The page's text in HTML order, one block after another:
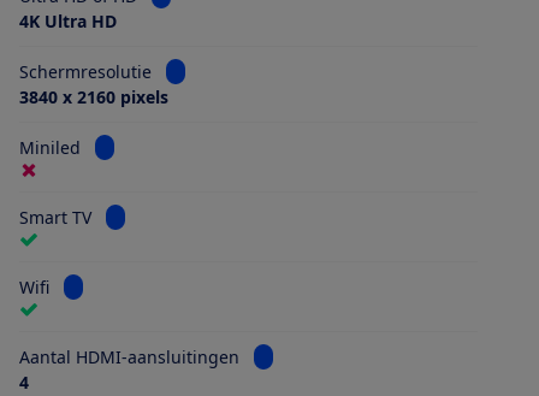
4K Ultra HD
Schermresolutie
Bekijk informatie voor Schermresolutie
3840 x 2160 pixels
Miniled Bekijk informatie voor Miniled
Smart TV Bekijk informatie voor Smart TV
Wifi Bekijk informatie voor Wifi
Aantal HDMI-aansluitingen
Bekijk informatie voor Aantal
4